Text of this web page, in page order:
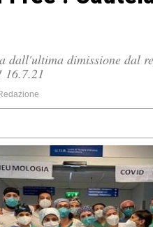
dall'ultima dimissione dal
16.7.21